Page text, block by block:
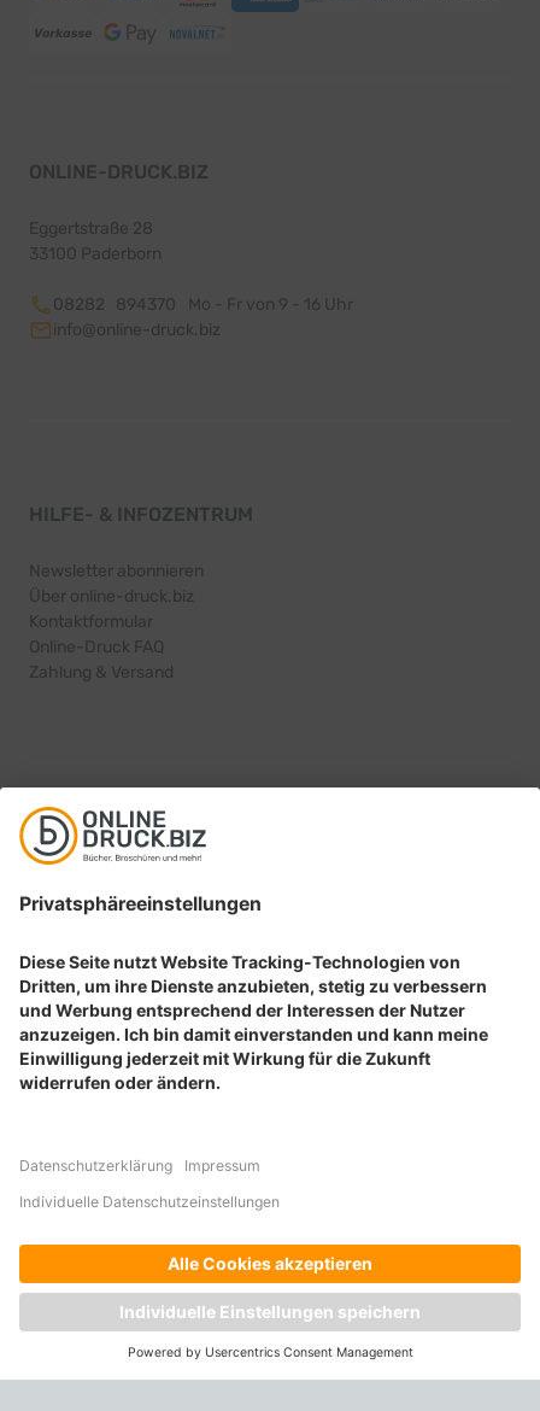
ONLINE-DRUCK.BIZ
Eggertstraße 28
33100 Paderborn
08282 894370
Mo - Fr von 9 - 16 Uhr
info@online-druck.biz
HILFE- & INFOZENTRUM
Newsletter abonnieren
Über online-druck.biz
Kontaktformular
Online-Druck FAQ
Zahlung & Versand
PRODUKTINFORMATIONEN
Alle Druckprodukte in der Übersicht
Broschüren drucken
Flyer drucken
Karten drucken
BELIEBTE PRODUKTKATEGORIEN
Geschenkideen drucken
Plakate drucken
Prospekte drucken